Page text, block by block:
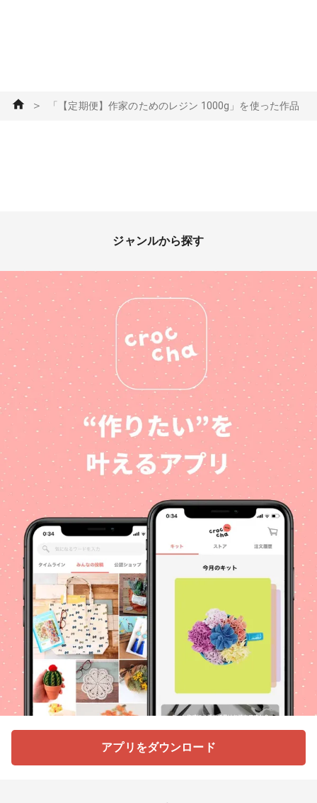
＞ 「【定期便】作家のためのレジン 1000g」を使った作品
ジャンルから探す
アプリをダウンロード